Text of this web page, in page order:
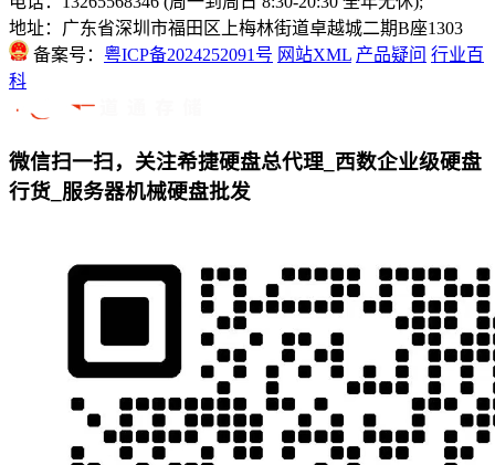
地址：广东省深圳市福田区上梅林街道卓越城二期B座1303
备案号： 粤ICP备2024252091号 网站XML 产品疑问 行业百
科
微信扫一扫，关注希捷硬盘总代理_西数企业级硬盘
行货_服务器机械硬盘批发